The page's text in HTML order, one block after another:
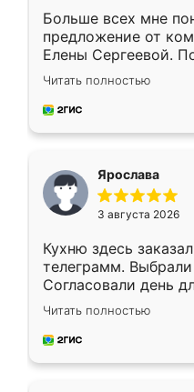
Больше всех мне
предложение от
Елены Сергеевой.
короткие сроки
для замера
предложил по
Читать полностью
Ярослава
3 августа 2026
Кухню здесь
телеграмм.
Согласовали день
недели кухня была
довольны работой.
мебель за
Читать полностью